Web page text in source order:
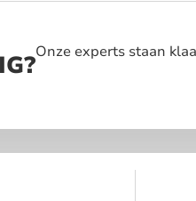
Onze experts staan